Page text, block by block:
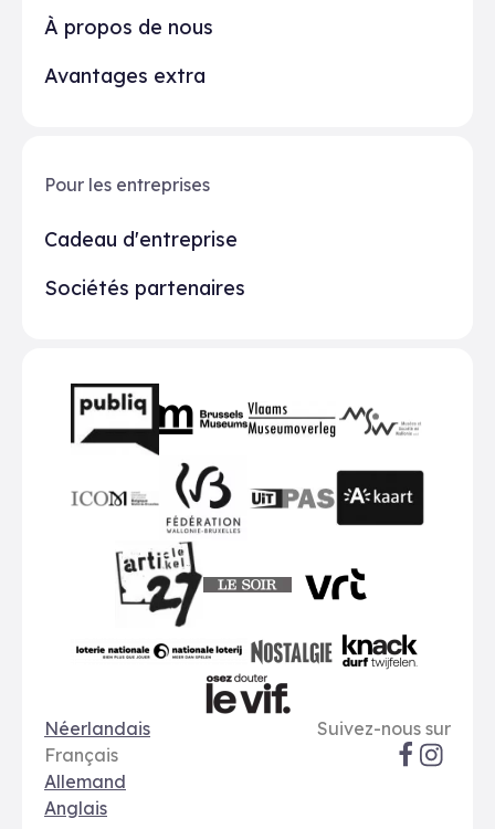
À propos de nous
Avantages extra
Pour les entreprises
Cadeau d'entreprise
Sociétés partenaires
Partenaires
FWB
Art 27
Nostalgie
Options de langue
Néerlandais
Français
Allemand
Anglais
Réseaux
Suivez-nous sur